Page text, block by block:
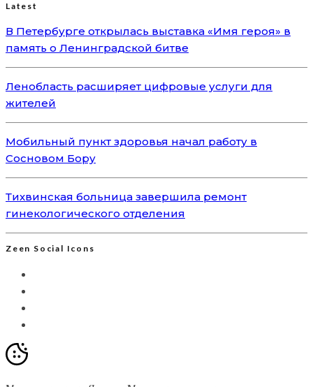
Latest
В Петербурге открылась выставка «Имя героя» в
память о Ленинградской битве
Ленобласть расширяет цифровые услуги для
жителей
Мобильный пункт здоровья начал работу в
Сосновом Бору
Тихвинская больница завершила ремонт
гинекологического отделения
Zeen Social Icons